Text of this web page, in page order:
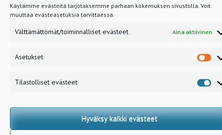
Käytämme evästeitä tarjotaksemme parhaan kokemuksen sivustolla. Voit
muuttaa evästeasetuksia tarvittaessa.
Välttämättömät/toiminnalliset evästeet Aina aktiivinen
Asetukset
Tilastolliset evästeet
Hyväksy kaikki evästeet
Copyright © Taloustaitokeskus. All rights reserved. Coded by Etony